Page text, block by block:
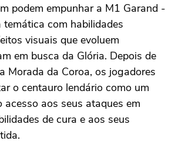
podem empunhar a M1 Garand -
temática com habilidades
visuais que evoluem
em busca da Glória. Depois de
Morada da Coroa, os jogadores
o centauro lendário como um
acesso aos seus ataques em
de cura e aos seus